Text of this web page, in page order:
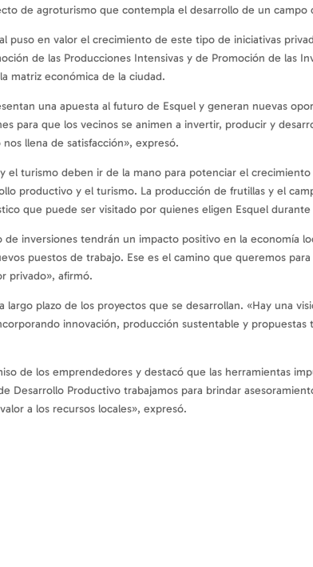
de agroturismo que contempla el desarrollo de un campo
puso en valor el crecimiento de este tipo de iniciativas
de las Producciones Intensivas y de Promoción de las
matriz económica de la ciudad.
una apuesta al futuro de Esquel y generan nuevas
para que los vecinos se animen a invertir, producir y
llena de satisfacción», expresó.
el turismo deben ir de la mano para potenciar el
productivo y el turismo. La producción de frutillas y el
que puede ser visitado por quienes eligen Esquel
inversiones tendrán un impacto positivo en la economía
puestos de trabajo. Ese es el camino que queremos
privado», afirmó.
largo plazo de los proyectos que se desarrollan. «Hay una
innovación, producción sustentable y
de los emprendedores y destacó que las herramientas
Desarrollo Productivo trabajamos para brindar
a los recursos locales», expresó.